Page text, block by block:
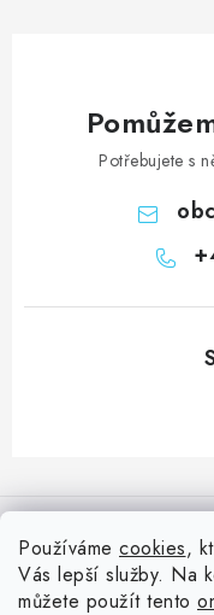
Používáme cookies,
Vás lepší služby. Na
můžete použít tento
Potřebujete s
á
Doprava
Nepřehlédněte